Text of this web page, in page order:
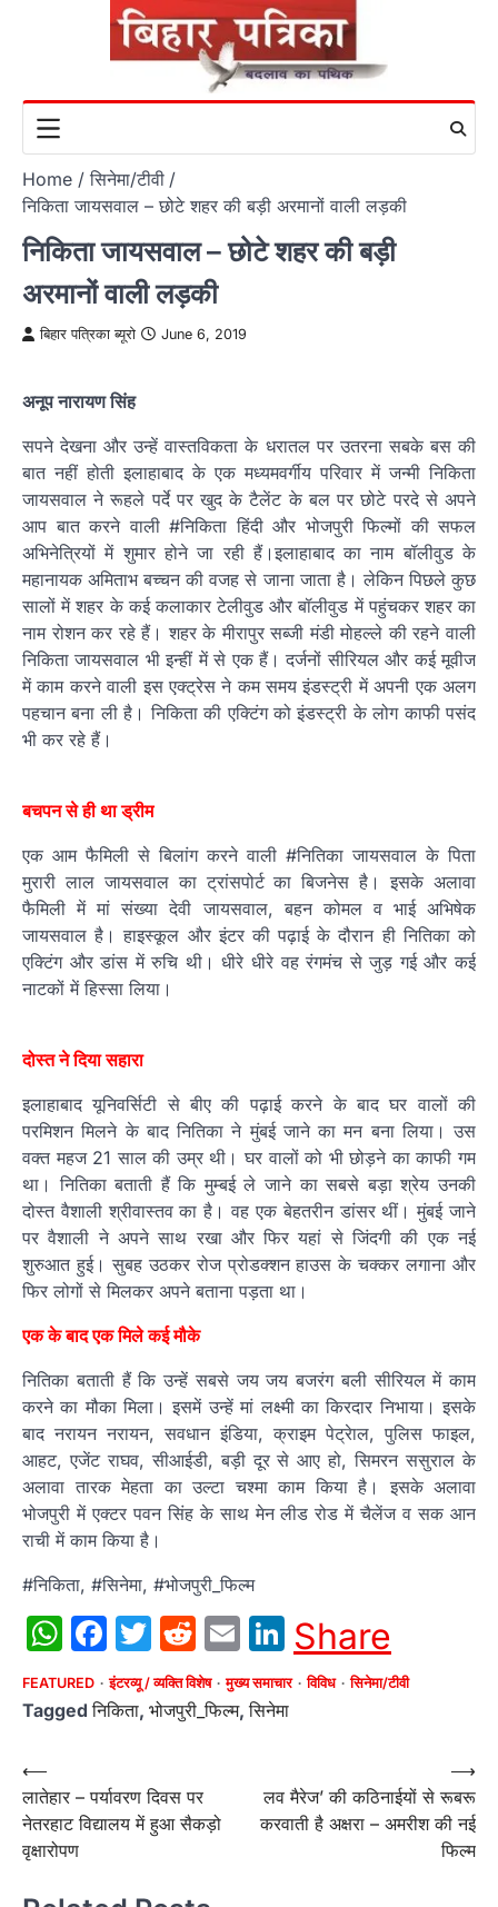
Home
सिनेमा/टीवी
निकिता जायसवाल – छोटे शहर की बड़ी अरमानों वाली लड़की
निकिता जायसवाल – छोटे शहर की बड़ी
अरमानों वाली लड़की
बिहार पत्रिका ब्यूरो June 6, 2019
अनूप नारायण सिंह
सपने देखना और उन्हें वास्तविकता के धरातल पर उतरना सबके बस की
बात नहीं होती इलाहाबाद के एक मध्यमवर्गीय परिवार में जन्मी निकिता
जायसवाल ने रूहले पर्दे पर खुद के टैलेंट के बल पर छोटे परदे से अपने
आप बात करने वाली #निकिता हिंदी और भोजपुरी फिल्मों की सफल
अभिनेत्रियों में शुमार होने जा रही हैं।इलाहाबाद का नाम बॉलीवुड के
महानायक अमिताभ बच्चन की वजह से जाना जाता है। लेकिन पिछले कुछ
सालों में शहर के कई कलाकार टेलीवुड और बॉलीवुड में पहुंचकर शहर का
नाम रोशन कर रहे हैं। शहर के मीरापुर सब्जी मंडी मोहल्ले की रहने वाली
निकिता जायसवाल भी इन्हीं में से एक हैं। दर्जनों सीरियल और कई मूवीज
में काम करने वाली इस एक्ट्रेस ने कम समय इंडस्ट्री में अपनी एक अलग
पहचान बना ली है। निकिता की एक्टिंग को इंडस्ट्री के लोग काफी पसंद
भी कर रहे हैं।
बचपन से ही था ड्रीम
एक आम फैमिली से बिलांग करने वाली #नितिका जायसवाल के पिता
मुरारी लाल जायसवाल का ट्रांसपोर्ट का बिजनेस है। इसके अलावा
फैमिली में मां संख्या देवी जायसवाल, बहन कोमल व भाई अभिषेक
जायसवाल है। हाइस्कूल और इंटर की पढ़ाई के दौरान ही नितिका को
एक्टिंग और डांस में रुचि थी। धीरे धीरे वह रंगमंच से जुड़ गई और कई
नाटकों में हिस्सा लिया।
दोस्त ने दिया सहारा
इलाहाबाद यूनिवर्सिटी से बीए की पढ़ाई करने के बाद घर वालों की
परमिशन मिलने के बाद नितिका ने मुंबई जाने का मन बना लिया। उस
वक्त महज 21 साल की उम्र थी। घर वालों को भी छोड़ने का काफी गम
था। नितिका बताती हैं कि मुम्बई ले जाने का सबसे बड़ा श्रेय उनकी
दोस्त वैशाली श्रीवास्तव का है। वह एक बेहतरीन डांसर थीं। मुंबई जाने
पर वैशाली ने अपने साथ रखा और फिर यहां से जिंदगी की एक नई
शुरुआत हुई। सुबह उठकर रोज प्रोडक्शन हाउस के चक्कर लगाना और
फिर लोगों से मिलकर अपने बताना पड़ता था।
एक के बाद एक मिले कई मौके
नितिका बताती हैं कि उन्हें सबसे जय जय बजरंग बली सीरियल में काम
करने का मौका मिला। इसमें उन्हें मां लक्ष्मी का किरदार निभाया। इसके
बाद नरायन नरायन, सवधान इंडिया, क्राइम पेट्रेाल, पुलिस फाइल,
आहट, एजेंट राघव, सीआईडी, बड़ी दूर से आए हो, सिमरन ससुराल के
अलावा तारक मेहता का उल्टा चश्मा काम किया है। इसके अलावा
भोजपुरी में एक्टर पवन सिंह के साथ मेन लीड रोड में चैलेंज व सक आन
राची में काम किया है।
#निकिता, #सिनेमा, #भोजपुरी_फिल्म
WhatsApp
Facebook
Twitter
Reddit
EmailLinkedIn
Share
FEATURED इंटरव्यू / व्यक्ति विशेष मुख्य समाचार विविध सिनेमा/टीवी
Taggedनिकिता, भोजपुरी_फिल्म,सिनेमा
Post
navigation
⟵
लातेहार – पर्यावरण दिवस पर
नेतरहाट विद्यालय में हुआ सैकड़ो
वृक्षारोपण
लव मैरेज’ की कठिनाईयों से रूबरू
करवाती है अक्षरा – अमरीश की नई
फिल्‍म
⟶